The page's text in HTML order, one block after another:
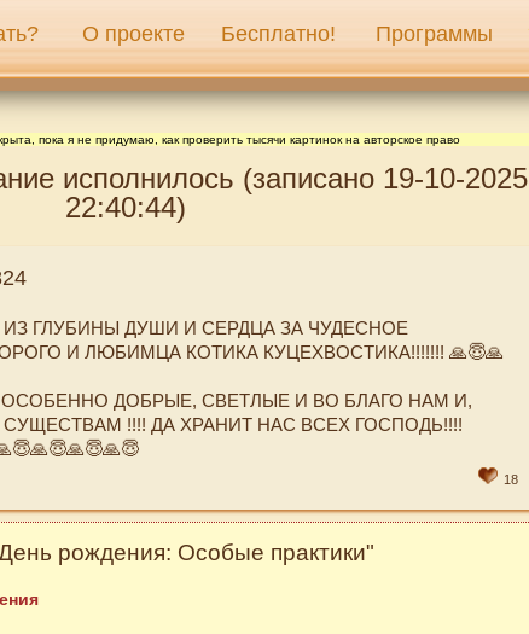
О проекте Бесплатно! Программы
пока я не придумаю, как проверить тысячи картинок на авторское право
исполнилось (записано 19-10-2025
22:40:44)
ГЛУБИНЫ ДУШИ И СЕРДЦА ЗА ЧУДЕСНОЕ
И ЛЮБИМЦА КОТИКА КУЦЕХВОСТИКА!!!!!!! 🙏😇🙏
ДОБРЫЕ, СВЕТЛЫЕ И ВО БЛАГО НАМ И,
!!!! ДА ХРАНИТ НАС ВСЕХ ГОСПОДЬ!!!!
18
рождения: Особые практики"